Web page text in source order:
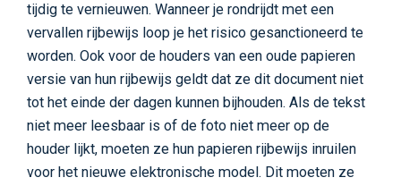
tijdig te vernieuwen. Wanneer je rondrijdt met een
vervallen rijbewijs loop je het risico gesanctioneerd te
worden. Ook voor de houders van een oude papieren
versie van hun rijbewijs geldt dat ze dit document niet
tot het einde der dagen kunnen bijhouden. Als de tekst
niet meer leesbaar is of de foto niet meer op de
houder lijkt, moeten ze hun papieren rijbewijs inruilen
voor het nieuwe elektronische model. Dit moeten ze